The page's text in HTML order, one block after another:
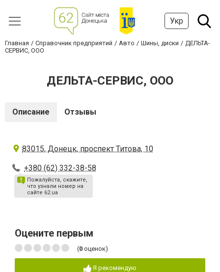
Укр
Главная Справочник предприятий Авто Шины, диски
ДЕЛЬТА-
СЕРВИС, ООО
ДЕЛЬТА-СЕРВИС, ООО
Описание Отзывы
83015, Донецк, проспект Титова, 10
+380 (62) 332-38-58
Пожалуйста, скажите,
что узнали номер на
сайте 62.ua
Оцените первым
(0 оценок)
Я рекомендую